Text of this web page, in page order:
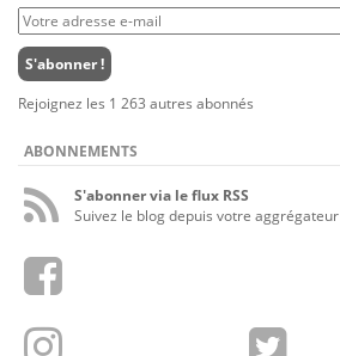
Votre
adresse
e-
mail
S'abonner !
Rejoignez les 1 263 autres abonnés
ABONNEMENTS
S'abonner via le flux RSS
Suivez le blog depuis votre aggrégateur